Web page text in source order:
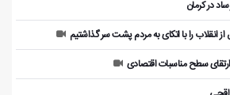
را با اتکای به مردم پشت سر گذاشتیم
ارتقای سطح مناسبات اقتصادی